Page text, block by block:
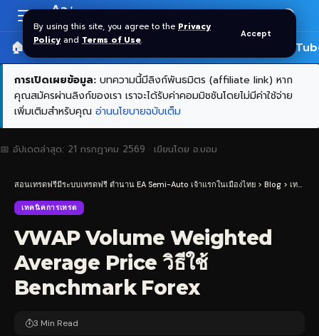
By using this site, you agree to the Privacy
Policy and Terms of Use.
Accept
Resizer
Aa
🏠 หน้าแรก ราคาทอง SPDR 🎬
การเปิดเผยข้อมูล: บทความนี้มีลิงก์พันธมิตร (affiliate link) หาก
คุณสมัครผ่านลิงก์ของเรา เราจะได้รับค่าคอมมิชชันโดยไม่มีค่าใช้จ่าย
เพิ่มเติมสำหรับคุณ อ่านนโยบายฉบับเต็ม
📅 อัปเดตล่าสุด: 21 กรกฎาคม 2569 · เขียนโดย อ.บอม
สอนเทรดฟรีมีระบบเทรดฟรี ตำนาน EA Semi-Auto เจ้าแรกในเมืองไทย > Blog > เทคนิคการเทรด
เทคนิคการเทรด
VWAP Volume Weighted
Average Price วิธีใช้
Benchmark Forex
3 Min Read